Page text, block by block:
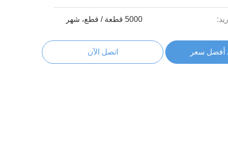
5000 قطعة / قطع، شهر
أفضل سعر اتصل الآن